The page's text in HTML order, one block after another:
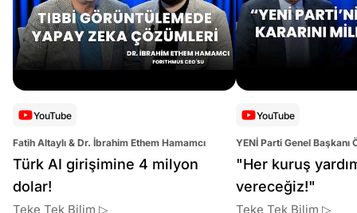
YouTube
Fatih Altaylı & Dr. İbrahim Ethem Hamamcı
Türk AI girişimine 4 milyon
dolar!
Teke Tek Bilim ▷
YouTube
YENİ Parti Genel Başkanı
Altaylı
"Her kuruş
vereceğiz!"
Teke Tek Bilim ▷